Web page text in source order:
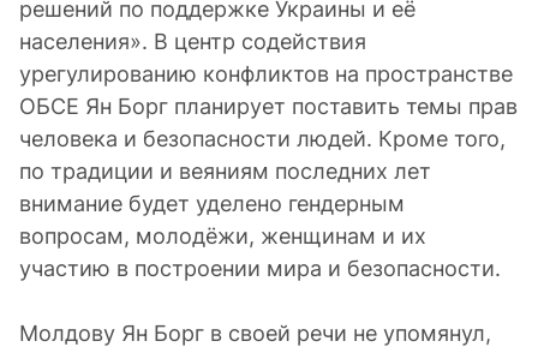
решений по поддержке Украины и её
населения». В центр содействия
урегулированию конфликтов на пространстве
ОБСЕ Ян Борг планирует поставить темы прав
человека и безопасности людей. Кроме того,
по традиции и веяниям последних лет
внимание будет уделено гендерным
вопросам, молодёжи, женщинам и их
участию в построении мира и безопасности.
Молдову Ян Борг в своей речи не упомянул,